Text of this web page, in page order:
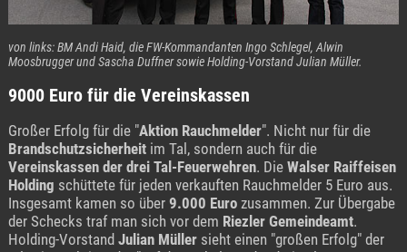
von links: BM Andi Haid, die FW-Kommandanten Ingo Schlegel, Alwin
Moosbrugger und Sascha Duffner sowie Holding-Vorstand Julian Müller.
9000 Euro für die Vereinskassen
Großer Erfolg für die "Aktion Rauchmelder". Nicht nur für die
Brandschutzsicherheit im Tal, sondern auch für die
Vereinskassen der drei Tal-Feuerwehren. Die Walser Raiffeisen
Holding schüttete für jeden verkauften Rauchmelder 5 Euro aus.
Insgesamt kamen so über 9.000 Euro zusammen. Zur Übergabe
der Schecks traf man sich vor dem Riezler Gemeindeamt.
Holding-Vorstand Julian Müller sieht einen "großen Erfolg" der